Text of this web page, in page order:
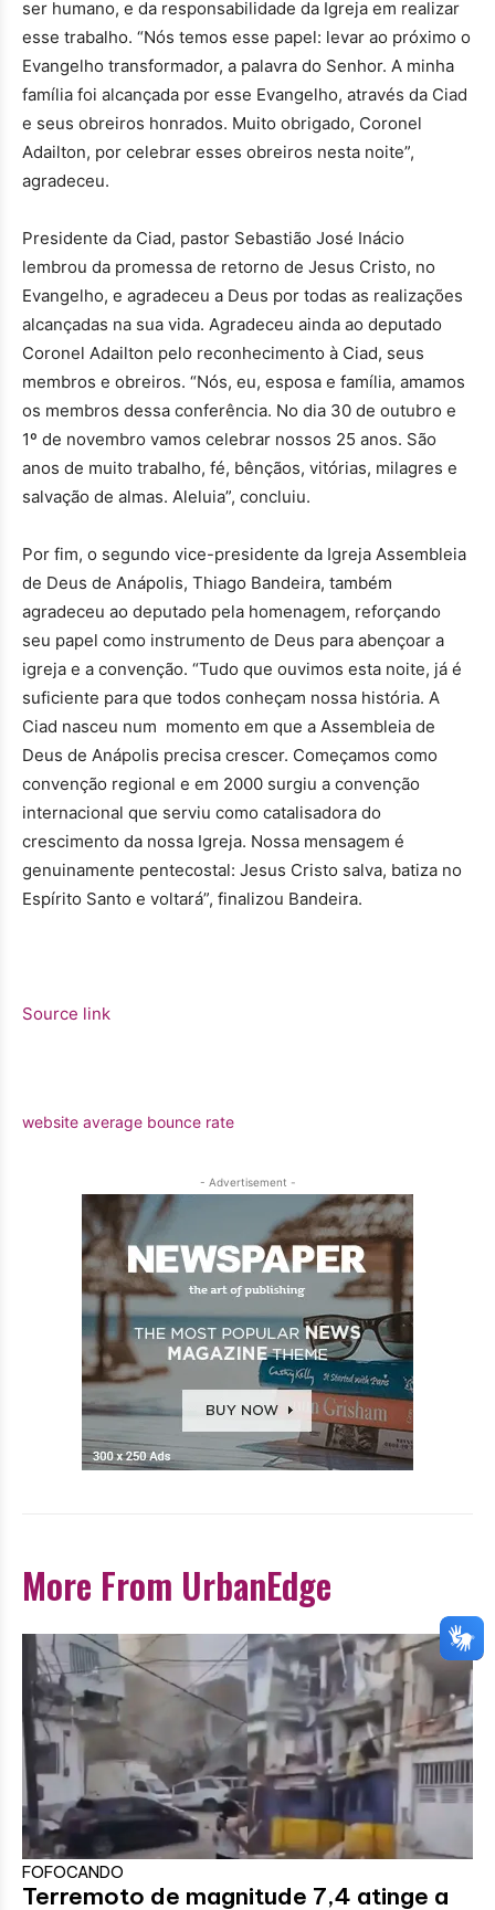
ser humano, e da responsabilidade da Igreja em realizar
esse trabalho. “Nós temos esse papel: levar ao próximo o
Evangelho transformador, a palavra do Senhor. A minha
família foi alcançada por esse Evangelho, através da Ciad
e seus obreiros honrados. Muito obrigado, Coronel
Adailton, por celebrar esses obreiros nesta noite”,
agradeceu.
Presidente da Ciad, pastor Sebastião José Inácio
lembrou da promessa de retorno de Jesus Cristo, no
Evangelho, e agradeceu a Deus por todas as realizações
alcançadas na sua vida. Agradeceu ainda ao deputado
Coronel Adailton pelo reconhecimento à Ciad, seus
membros e obreiros. “Nós, eu, esposa e família, amamos
os membros dessa conferência. No dia 30 de outubro e
1º de novembro vamos celebrar nossos 25 anos. São
anos de muito trabalho, fé, bênçãos, vitórias, milagres e
salvação de almas. Aleluia”, concluiu.
Por fim, o segundo vice-presidente da Igreja Assembleia
de Deus de Anápolis, Thiago Bandeira, também
agradeceu ao deputado pela homenagem, reforçando
seu papel como instrumento de Deus para abençoar a
igreja e a convenção. “Tudo que ouvimos esta noite, já é
suficiente para que todos conheçam nossa história. A
Ciad nasceu num momento em que a Assembleia de
Deus de Anápolis precisa crescer. Começamos como
convenção regional e em 2000 surgiu a convenção
internacional que serviu como catalisadora do
crescimento da nossa Igreja. Nossa mensagem é
genuinamente pentecostal: Jesus Cristo salva, batiza no
Espírito Santo e voltará”, finalizou Bandeira.
Source link
website average bounce rate
- Advertisement -
More From UrbanEdge
FOFOCANDO
Terremoto de magnitude 7,4 atinge a